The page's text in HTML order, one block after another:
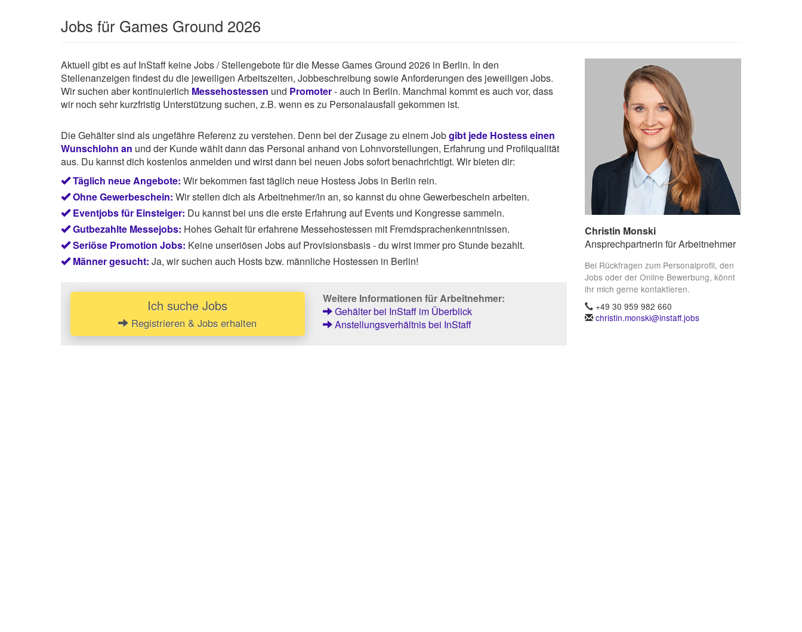
Jobs für Games Ground 2026
Aktuell gibt es auf InStaff keine Jobs / Stellengebote für die Messe Games Ground 2026 in Berlin. In den
Stellenanzeigen findest du die jeweiligen Arbeitszeiten, Jobbeschreibung sowie Anforderungen des jeweiligen Jobs.
Wir suchen aber kontinuierlich Messehostessen und Promoter- auch in Berlin. Manchmal kommt es auch vor, dass
wir noch sehr kurzfristig Unterstützung suchen, z.B. wenn es zu Personalausfall gekommen ist.
Die Gehälter sind als ungefähre Referenz zu verstehen. Denn bei der Zusage zu einem Jobgibt jede Hostess einen
Wunschlohn an und der Kunde wählt dann das Personal anhand von Lohnvorstellungen, Erfahrung und Profilqualität
aus. Du kannst dich kostenlos anmelden und wirst dann bei neuen Jobs sofort benachrichtigt. Wir bieten dir:
Täglich neue Angebote: Wir bekommen fast täglich neue Hostess Jobs in Berlin rein.
Ohne Gewerbeschein: Wir stellen dich als Arbeitnehmer/in an, so kannst du ohne Gewerbeschein arbeiten.
Eventjobs für Einsteiger: Du kannst bei uns die erste Erfahrung auf Events und Kongresse sammeln.
Gutbezahlte Messejobs: Hohes Gehalt für erfahrene Messehostessen mit Fremdsprachenkenntnissen.
Seriöse Promotion Jobs: Keine unseriösen Jobs auf Provisionsbasis - du wirst immer pro Stunde bezahlt.
Männer gesucht: Ja, wir suchen auch Hosts bzw. männliche Hostessen in Berlin!
Ich suche Jobs
Registrieren & Jobs erhalten
Weitere Informationen für Arbeitnehmer:
Gehälter bei InStaff im Überblick
Anstellungsverhältnis bei InStaff
Christin Monski
Ansprechpartnerin für Arbeitnehmer
Bei Rückfragen zum Personalprofil, den
Jobs oder der Online Bewerbung, könnt
ihr mich gerne kontaktieren.
+49 30 959 982 660
christin.monski@instaff.jobs